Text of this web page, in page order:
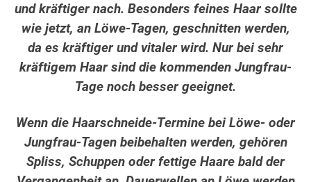
und kräftiger nach. Besonders feines Haar sollte
wie jetzt, an Löwe-Tagen, geschnitten werden,
da es kräftiger und vitaler wird. Nur bei sehr
kräftigem Haar sind die kommenden Jungfrau-
Tage noch besser geeignet.
Wenn die Haarschneide-Termine bei Löwe- oder
Jungfrau-Tagen beibehalten werden, gehören
Spliss, Schuppen oder fettige Haare bald der